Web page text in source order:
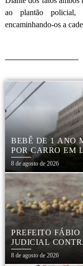
ao plantão policial,
encaminhando-os a
BEBÊ DE 1 ANO
POR CARRO EM
ACIDENTE
8 de agosto de 2026
PREFEITO
JUDICIAL
DA MACONHA
8 de agosto de 2026